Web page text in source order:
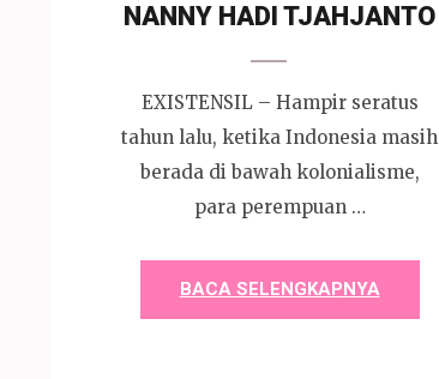
NANNY HADI TJAHJANTO
EXISTENSIL – Hampir seratus
tahun lalu, ketika Indonesia masih
berada di bawah kolonialisme,
para perempuan …
BACA SELENGKAPNYA